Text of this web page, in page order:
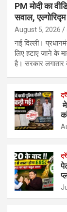
PM मोदी का
सवाल,
August 5, 2026
नई दिल्ली।
लिए हटाए जाने के
है। सरकार लगातार